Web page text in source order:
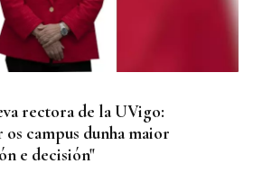
rectora de la UVigo:
campus dunha maior
e decisión"